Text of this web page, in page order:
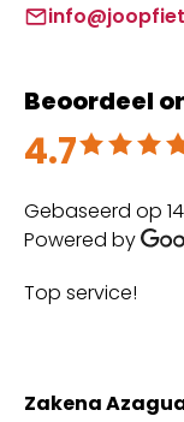
Beoordeel
4.7
Beoordeeld met
Gebaseerd op
Powered by
Top service!
Zakena